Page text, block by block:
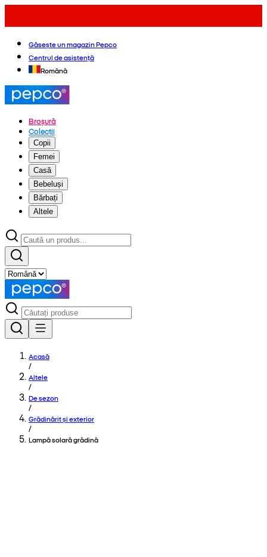
Găsește un magazin Pepco
Centrul de asistență
Română
Broșură
Colecții
Copii
Femei
Casă
Bebeluși
Bărbați
Altele
Acasă
/
Altele
/
De sezon
/
Grădinărit și exterior
/
Lampă solară grădină